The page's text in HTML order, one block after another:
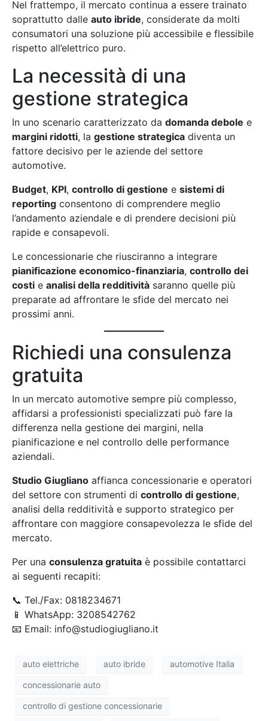
Nel frattempo, il mercato continua a essere trainato
soprattutto dalle auto ibride, considerate da molti
consumatori una soluzione più accessibile e flessibile
rispetto all’elettrico puro.
La necessità di una
gestione strategica
In uno scenario caratterizzato da domanda debole e
margini ridotti, la gestione strategica diventa un
fattore decisivo per le aziende del settore
automotive.
Budget, KPI, controllo di gestione e sistemi di
reporting consentono di comprendere meglio
l’andamento aziendale e di prendere decisioni più
rapide e consapevoli.
Le concessionarie che riusciranno a integrare
pianificazione economico-finanziaria, controllo dei
costi e analisi della redditività saranno quelle più
preparate ad affrontare le sfide del mercato nei
prossimi anni.
Richiedi una consulenza
gratuita
In un mercato automotive sempre più complesso,
affidarsi a professionisti specializzati può fare la
differenza nella gestione dei margini, nella
pianificazione e nel controllo delle performance
aziendali.
Studio Giugliano affianca concessionarie e operatori
del settore con strumenti di controllo di gestione,
analisi della redditività e supporto strategico per
affrontare con maggiore consapevolezza le sfide del
mercato.
Per una consulenza gratuita è possibile contattarci
ai seguenti recapiti:
📞 Tel./Fax: 0818234671
📱 WhatsApp: 3208542762
📧 Email: info@studiogiugliano.it
auto elettriche auto ibride automotive Italia
concessionarie auto
controllo di gestione concessionarie